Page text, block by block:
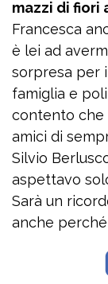
mazzi di fiori
Francesca
è lei ad
sorpresa per
famiglia e
contento che
amici di
Silvio
aspettavo
Sarà un
anche